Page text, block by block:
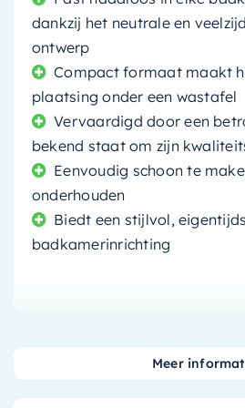
dankzij het neutrale en
ontwerp
Compact formaat maakt
plaatsing onder een wastafel
Vervaardigd door een
bekend staat om zijn
Eenvoudig schoon te
onderhouden
Biedt een stijlvol,
badkamerinrichting
Ben je op zoek naar een
Meer